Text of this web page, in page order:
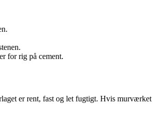
for rig på cement.
er rent, fast og let fugtigt. Hvis